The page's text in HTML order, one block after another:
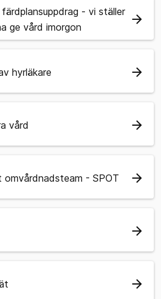
- vi ställer
ge vård imorgon
arrow_forward
hyrläkare arrow_forward
vård arrow_forward
omvårdnadsteam - SPOT arrow_forward
arrow_forward
arrow_forward